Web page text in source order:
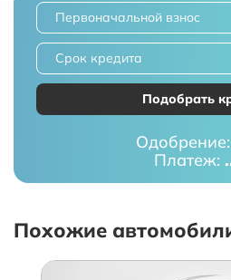
Первоначальной взнос
Срок кредита
Подобрать
Одобрение:
Платеж:
Похожие